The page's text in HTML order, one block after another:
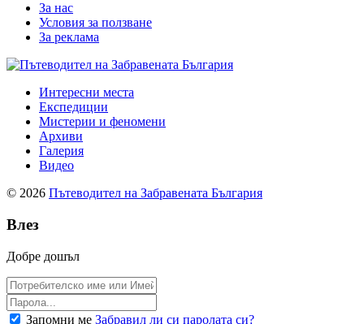
За нас
Условия за ползване
За реклама
Интересни места
Експедиции
Мистерии и феномени
Архиви
Галерия
Видео
© 2026 Пътеводител на Забравената България
Влез
Добре дошъл
Запомни ме Забравил ли си паролата си?